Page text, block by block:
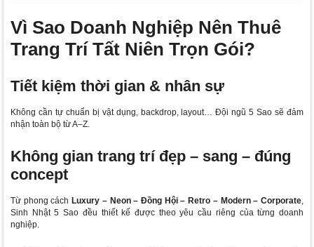
Vì Sao Doanh Nghiệp Nên Thuê
Trang Trí Tất Niên Trọn Gói?
Tiết kiệm thời gian & nhân sự
Không cần tự chuẩn bị vật dụng, backdrop, layout… Đội ngũ 5 Sao sẽ đảm
nhận toàn bộ từ A–Z.
Không gian trang trí đẹp – sang – đúng
concept
Từ phong cách Luxury – Neon – Đồng Hội – Retro – Modern – Corporate,
Sinh Nhật 5 Sao đều thiết kế được theo yêu cầu riêng của từng doanh
nghiệp.